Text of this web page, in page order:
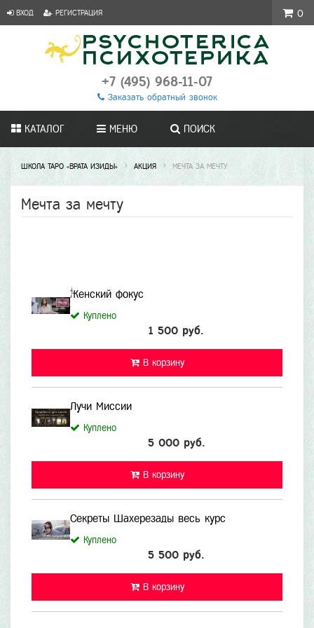
ВХОД РЕГИСТРАЦИЯ
+7 (495) 968-11-07
Заказать обратный звонок
КАТАЛОГ МЕНЮ ПОИСК
ШКОЛА ТАРО «ВРАТА ИЗИДЫ» АКЦИЯ МЕЧТА ЗА МЕЧТУ
Мечта за мечту
Женский фокус
Куплено
1 500 руб.
В корзину
Лучи Миссии
Куплено
5 000 руб.
В корзину
Секреты Шахерезады весь курс
Куплено
5 500 руб.
В корзину
0